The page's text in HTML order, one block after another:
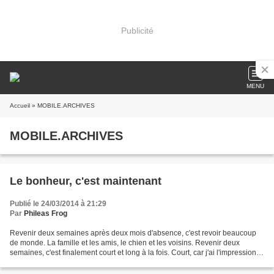
Publicité
MENU
Accueil » MOBILE.ARCHIVES
MOBILE.ARCHIVES
Le bonheur, c'est maintenant
Publié le 24/03/2014 à 21:29
Par Phileas Frog
Revenir deux semaines après deux mois d'absence, c'est revoir beaucoup
de monde. La famille et les amis, le chien et les voisins. Revenir deux
semaines, c'est finalement court et long à la fois. Court, car j'ai l'impression